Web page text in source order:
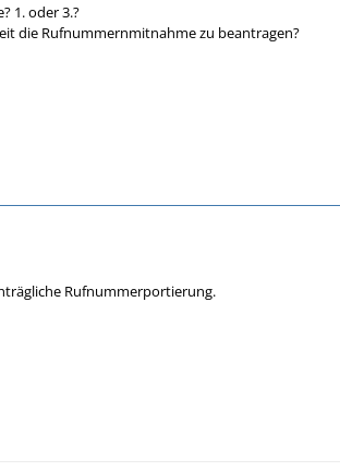
1. oder 3.?
die Rufnummernmitnahme zu beantragen?
Rufnummerportierung.